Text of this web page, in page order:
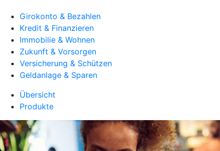
Girokonto & Bezahlen
Kredit & Finanzieren
Immobilie & Wohnen
Zukunft & Vorsorgen
Versicherung & Schützen
Geldanlage & Sparen
Übersicht
Produkte